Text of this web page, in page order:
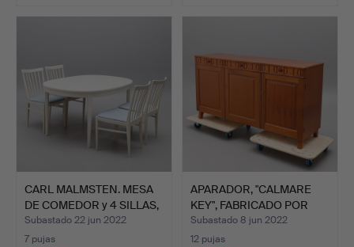
CARL MALMSTEN. MESA
DE COMEDOR y 4 SILLAS,
…
Subastado 22 jun 2022
7 pujas
APARADOR, "CALMARE
KEY", FABRICADO POR
ÅFO…
Subastado 8 jun 2022
12 pujas